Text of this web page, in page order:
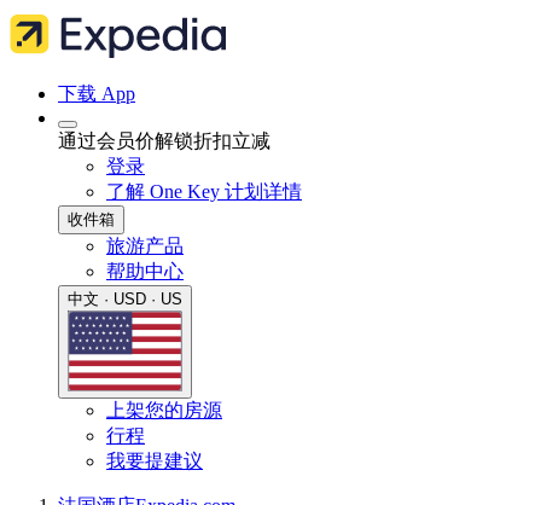
下载 App
通过会员价解锁折扣立减
登录
了解 One Key 计划详情
收件箱
旅游产品
帮助中心
中文 · USD · US
上架您的房源
行程
我要提建议